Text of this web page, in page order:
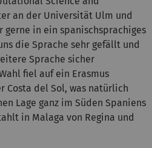
an der Universität Ulm und
gerne in ein spanischsprachiges
die Sprache sehr gefällt und
Sprache sicher
fiel auf ein Erasmus
Costa del Sol, was natürlich
Lage ganz im Süden Spaniens
in Malaga von Regina und